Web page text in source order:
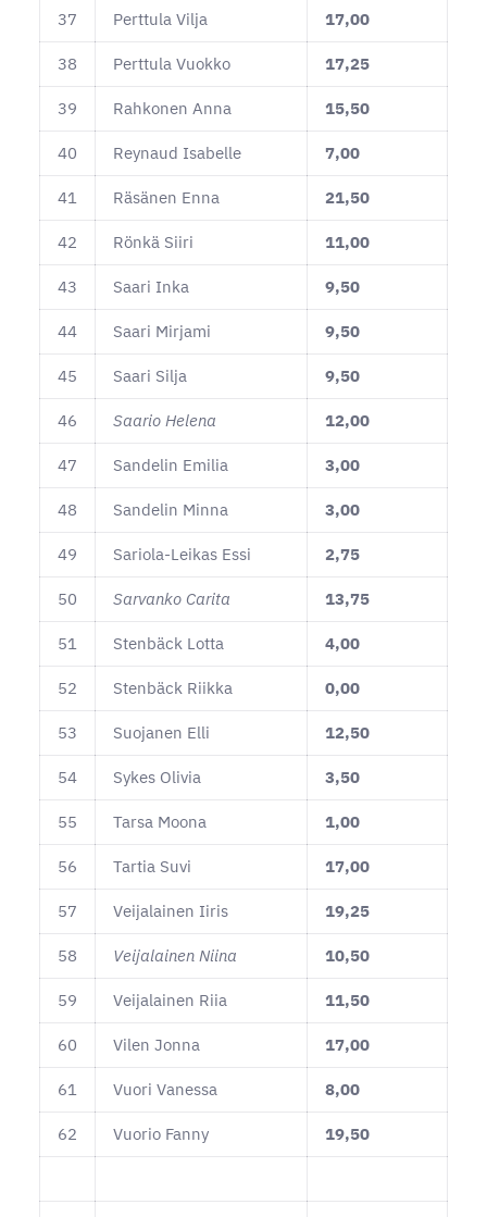
37 Perttula Vilja 17,00
38 Perttula Vuokko 17,25
39 Rahkonen Anna 15,50
40 Reynaud Isabelle 7,00
41 Räsänen Enna 21,50
42 Rönkä Siiri 11,00
43 Saari Inka 9,50
44 Saari Mirjami 9,50
45 Saari Silja 9,50
46 Saario Helena 12,00
47 Sandelin Emilia 3,00
48 Sandelin Minna 3,00
49 Sariola-Leikas Essi 2,75
50 Sarvanko Carita 13,75
51 Stenbäck Lotta 4,00
52 Stenbäck Riikka 0,00
53 Suojanen Elli 12,50
54 Sykes Olivia 3,50
55 Tarsa Moona 1,00
56 Tartia Suvi 17,00
57 Veijalainen Iiris 19,25
58 Veijalainen Niina 10,50
59 Veijalainen Riia 11,50
60 Vilen Jonna 17,00
61 Vuori Vanessa 8,00
62 Vuorio Fanny 19,50